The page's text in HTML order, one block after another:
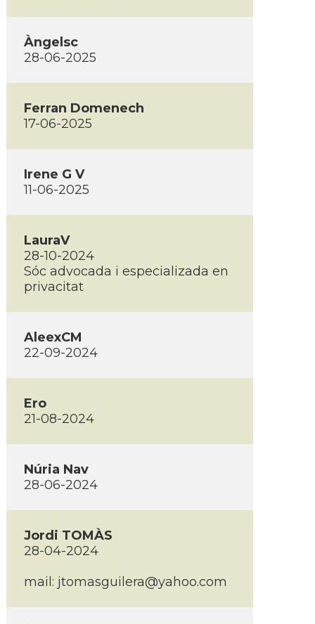
Àngelsc
28-06-2025
Ferran Domenech
17-06-2025
Irene G V
11-06-2025
LauraV
28-10-2024
Sóc advocada i especializada en
privacitat
AleexCM
22-09-2024
Ero
21-08-2024
Núria Nav
28-06-2024
Jordi TOMÀS
28-04-2024
mail: jtomasguilera@yahoo.com